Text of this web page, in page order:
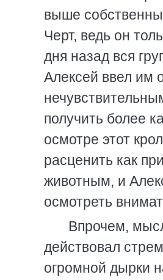
выше
Черт, ведь он
дня назад вся
Алексей ввел им
получить более
осмотре этот
расценить как
животным, и
осмотреть
Впрочем,
действовал
огромной дырки